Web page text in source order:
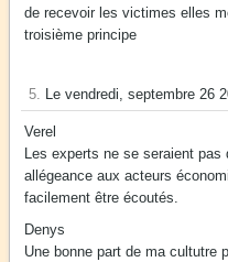
de recevoir les victimes elles
troisième principe
5. Le vendredi, septembre 26
Verel
Les experts ne se seraient
allégeance aux acteurs
facilement être écoutés.
Denys
Une bonne part de ma cultutre